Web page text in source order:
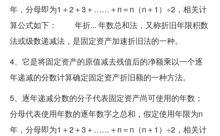
年，分母即为1＋2＋3＋……＋n＝n（n＋1）÷2，相关计
算公式如下： 年折... 年数总和法，又称折旧年限积数
法或级数递减法，是固定资产加速折旧法的一种。
4、它是将固定资产的原值减去残值后的净额乘以一个逐
年递减的分数计算确定固定资产折旧额的一种方法。
5、逐年递减分数的分子代表固定资产尚可使用的年数；
分母代表使用年数的逐年数字之总和，假定使用年限为n
年，分母即为1＋2＋3＋……＋n＝n（n＋1）÷2，相关计